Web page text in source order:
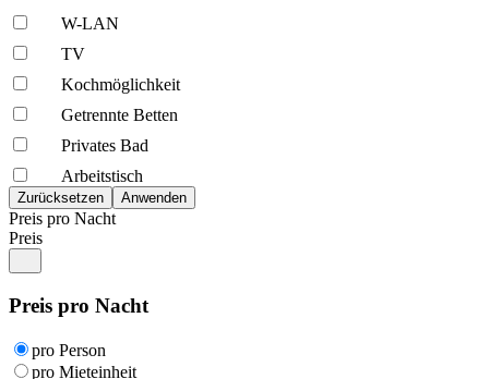
W-LAN
TV
Kochmöglich­keit
Getrennte Betten
Privates Bad
Arbeitstisch
Preis pro Nacht
Preis
Preis pro Nacht
pro Person
pro Mieteinheit